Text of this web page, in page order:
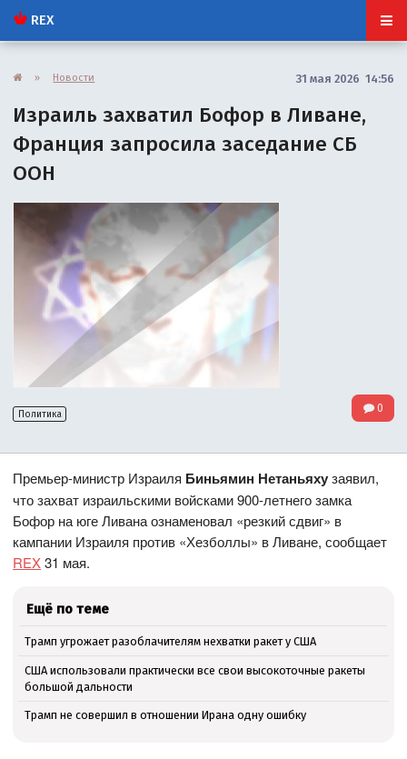
REX
» Новости 31 мая 2026 14:56
Израиль захватил Бофор в Ливане,
Франция запросила заседание СБ
ООН
Политика 0
Премьер-министр Израиля Биньямин Нетаньяхузаявил,
что захват израильскими войсками 900-летнего замка
Бофор на юге Ливана ознаменовал «резкий сдвиг» в
кампании Израиля против «Хезболлы» в Ливане, сообщает
REX31 мая.
Ещё по теме
Трамп угрожает разоблачителям нехватки ракет у США
США использовали практически все свои высокоточные ракеты
большой дальности
Трамп не совершил в отношении Ирана одну ошибку